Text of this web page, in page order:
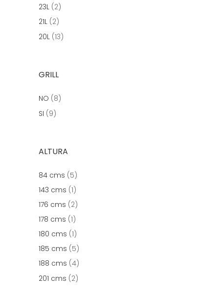
23L (2)
21L (2)
20L (13)
GRILL
NO (8)
SI (9)
ALTURA
84 cms (5)
143 cms (1)
176 cms (2)
178 cms (1)
180 cms (1)
185 cms (5)
188 cms (4)
201 cms (2)